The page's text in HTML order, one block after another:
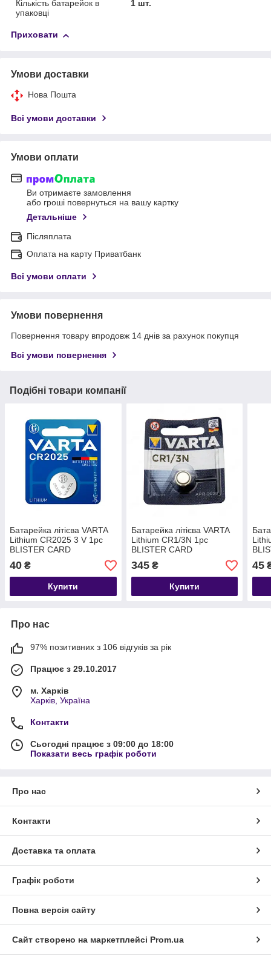
Кількість батарейок в
упаковці
1 шт.
Приховати
Умови доставки
Нова Пошта
Всі умови доставки
Умови оплати
Ви отримаєте замовлення
або гроші повернуться на вашу картку
Детальніше
Післяплата
Оплата на карту Приватбанк
Всі умови оплати
Умови повернення
Повернення товару впродовж 14 днів за рахунок покупця
Всі умови повернення
Подібні товари компанії
Батарейка літієва VARTA
Lithium CR2025 3 V 1pc
BLISTER CARD
40 ₴
Купити
Батарейка літієва VARTA
Lithium CR1/3N 1pc
BLISTER CARD
345₴
Купити
45
Про нас
97% позитивних з 106 відгуків за рік
Працює з 29.10.2017
м. Харків
Харків, Україна
Контакти
Сьогодні працює з 09:00 до 18:00
Показати весь графік роботи
Про нас
Контакти
Доставка та оплата
Графік роботи
Повна версія сайту
Сайт створено на маркетплейсі Prom.ua